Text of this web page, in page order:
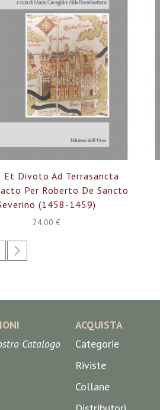
Et Divoto Ad Terrasancta
Per Roberto De Sancto
(1458-1459)
24,00 €
stai leggendo la pagina
Catalogo
ACQUISTA
Categorie
Riviste
Collane